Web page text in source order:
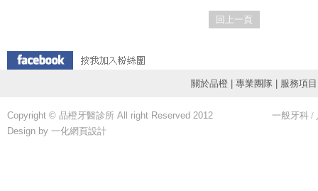
回上一頁
關於品橙 專業團隊| 服務項目
Copyright © 品橙牙醫診所 All right Reserved 2012
Design by 一化網頁設計
一般牙科 /